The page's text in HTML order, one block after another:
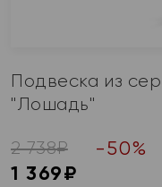
Подвеска из
"Лошадь"
2 738₽ -50%
1 369₽